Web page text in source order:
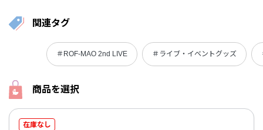
関連タグ
＃ROF-MAO 2nd LIVE ＃ライブ・イベントグッズ
商品を選択
在庫なし